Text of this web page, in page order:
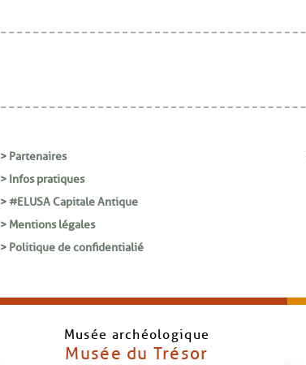
> Partenaires
> Infos pratiques
> #ELUSA Capitale Antique
> Mentions légales
> Politique de confidentialié
Musée archéologique
Musée du Trésor